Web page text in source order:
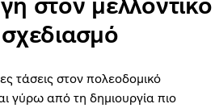
τάσεις στον πολεοδομικό
γύρω από τη δημιουργία πιο